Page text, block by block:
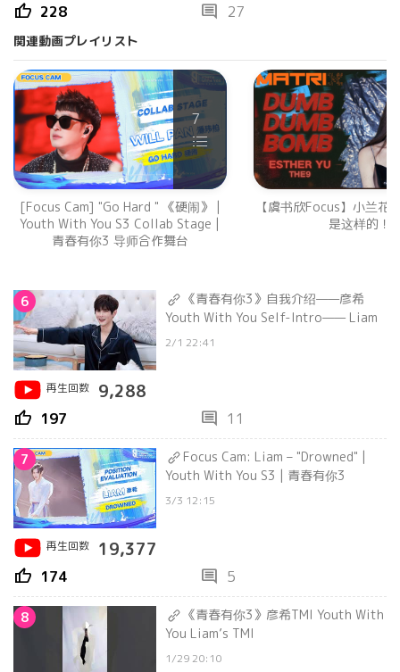
thumb_up 228 comment 27
関連動画プレイリスト
7
[Focus Cam] "Go Hard " 《硬闹》 |
Youth With You S3 Collab Stage |
青春有你3 导师合作舞台
【虞书欣Focus】小兰花
是这样的！
6
《青春有你3》自我介绍——彦希
Youth With You Self-Intro—— Liam
2/1 22:41
再生回数 9,288
thumb_up 197 comment 11
7
Focus Cam: Liam – "Drowned" |
Youth With You S3 | 青春有你3
3/3 12:15
再生回数 19,377
thumb_up 174 comment 5
8
《青春有你3》彦希TMI Youth With
You Liam’s TMI
1/29 20:10